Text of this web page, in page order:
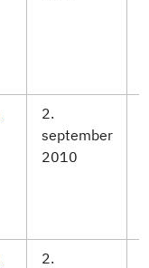
2.
september
2010
2.